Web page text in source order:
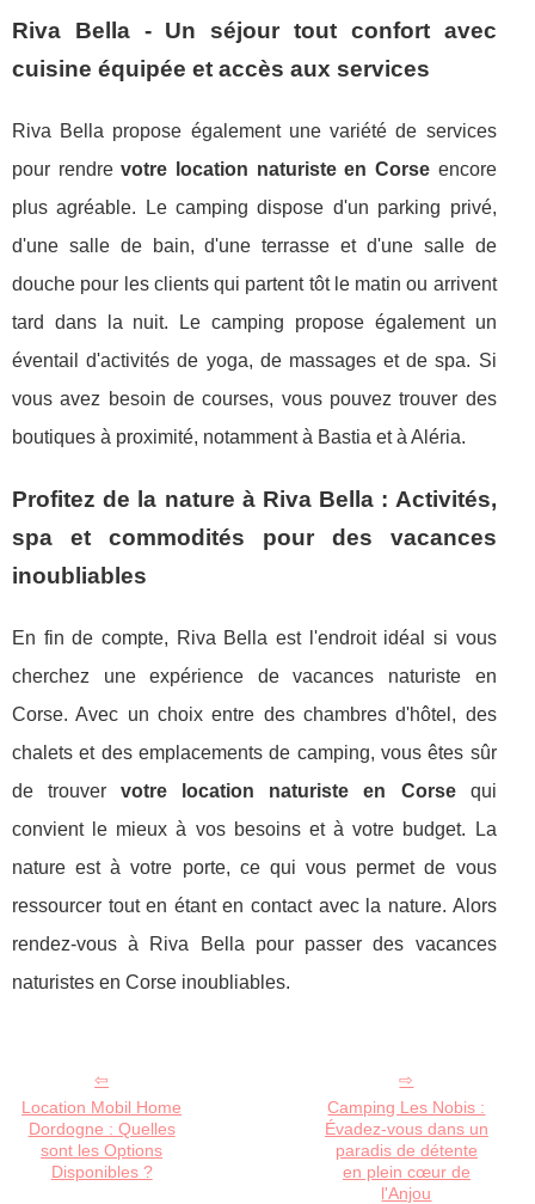
Riva Bella - Un séjour tout confort avec
cuisine équipée et accès aux services
Riva Bella propose également une variété de services
pour rendrevotre location naturiste en Corseencore
plus agréable. Le camping dispose d'un parking privé,
d'une salle de bain, d'une terrasse et d'une salle de
douche pour les clients qui partent tôt le matin ou arrivent
tard dans la nuit. Le camping propose également un
éventail d'activités de yoga, de massages et de spa. Si
vous avez besoin de courses, vous pouvez trouver des
boutiques à proximité, notamment à Bastia et à Aléria.
Profitez de la nature à Riva Bella : Activités,
spa et commodités pour des vacances
inoubliables
En fin de compte, Riva Bella est l'endroit idéal si vous
cherchez une expérience de vacances naturiste en
Corse. Avec un choix entre des chambres d'hôtel, des
chalets et des emplacements de camping, vous êtes sûr
de trouvervotre location naturiste en Corsequi
convient le mieux à vos besoins et à votre budget. La
nature est à votre porte, ce qui vous permet de vous
ressourcer tout en étant en contact avec la nature. Alors
rendez-vous à Riva Bella pour passer des vacances
naturistes en Corse inoubliables.
Location Mobil Home
Dordogne : Quelles
sont les Options
Disponibles ?
Camping Les Nobis :
Évadez-vous dans un
paradis de détente
en plein cœur de
l'Anjou